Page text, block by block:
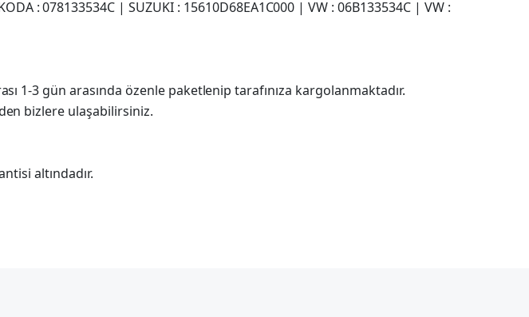
: 078133534C | SUZUKI : 15610D68EA1C000 | VW : 06B133534C | VW :
1-3 gün arasında özenle paketlenip tarafınıza kargolanmaktadır.
bizlere ulaşabilirsiniz.
altındadır.